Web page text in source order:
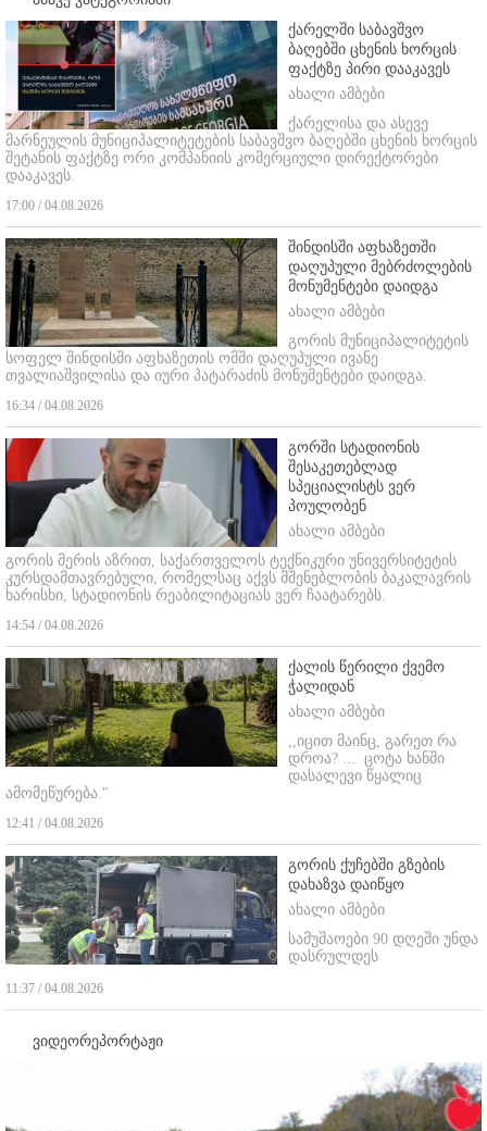
ქარელში საბავშვო
ბაღებში ცხენის ხორცის
ფაქტზე პირი დააკავეს
ახალი ამბები
ქარელისა და ასევე
მარნეულის მუნიციპალიტეტების საბავშვო ბაღებში ცხენის ხორცის
შეტანის ფაქტზე ორი კომპანიის კომერციული დირექტორები
დააკავეს.
17:00 / 04.08.2026
შინდისში აფხაზეთში
დაღუპული მებრძოლების
მონუმენტები დაიდგა
ახალი ამბები
გორის მუნიციპალიტეტის
სოფელ შინდისში აფხაზეთის ომში დაღუპული ივანე
თვალიაშვილისა და იური პატარაძის მონუმენტები დაიდგა.
16:34 / 04.08.2026
გორში სტადიონის
შესაკეთებლად
სპეციალისტს ვერ
პოულობენ
ახალი ამბები
გორის მერის აზრით, საქართველოს ტექნიკური უნივერსიტეტის
კურსდამთავრებული, რომელსაც აქვს მშენებლობის ბაკალავრის
ხარისხი, სტადიონის რეაბილიტაციას ვერ ჩაატარებს.
14:54 / 04.08.2026
ქალის წერილი ქვემო
ჭალიდან
ახალი ამბები
,,იცით მაინც, გარეთ რა
დროა? ... ცოტა ხანში
დასალევი წყალიც
ამომეწურება."
12:41 / 04.08.2026
გორის ქუჩებში გზების
დახაზვა დაიწყო
ახალი ამბები
სამუშაოები 90 დღეში უნდა
დასრულდეს
11:37 / 04.08.2026
ვიდეორეპორტაჟი